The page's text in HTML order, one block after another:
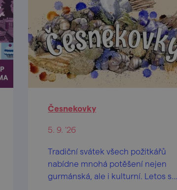
Česnekovky
5. 9. '26
Tradiční svátek všech požitkářů
nabídne mnohá potěšení nejen
gurmánská, ale i kulturní. Letos se